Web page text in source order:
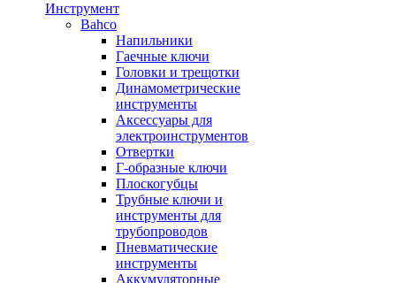
Инструмент
Bahco
Напильники
Гаечные ключи
Головки и трещотки
Динамометрические
инструменты
Аксессуары для
электроинструментов
Отвертки
Г-образные ключи
Плоскогубцы
Трубные ключи и
инструменты для
трубопроводов
Пневматические
инструменты
Аккумуляторные